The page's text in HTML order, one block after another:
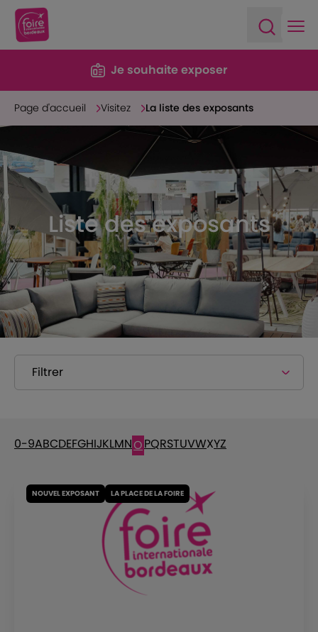
Je souhaite exposer
Page d'accueil Visitez La liste des exposants
Liste des exposants
Filtrer
0-9ABCDEFGHIJKLMNOPQRSTUVWXYZ
NOUVEL EXPOSANT LA PLACE DE LA FOIRE